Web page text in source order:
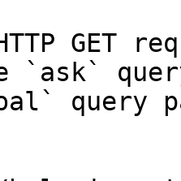
GET
`ask`
query